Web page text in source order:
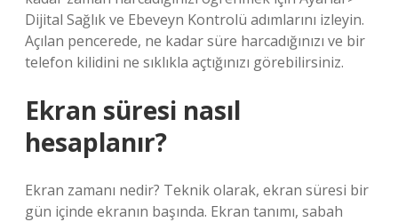
Dijital Sağlık ve Ebeveyn Kontrolü adımlarını izleyin.
Açılan pencerede, ne kadar süre harcadığınızı ve bir
telefon kilidini ne sıklıkla açtığınızı görebilirsiniz.
Ekran süresi nasıl
hesaplanır?
Ekran zamanı nedir? Teknik olarak, ekran süresi bir
gün içinde ekranın başında. Ekran tanımı, sabah